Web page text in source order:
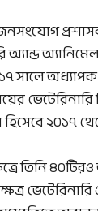
অ্যান্ড
সালে
হিসেবে ২০১৭
তিনি